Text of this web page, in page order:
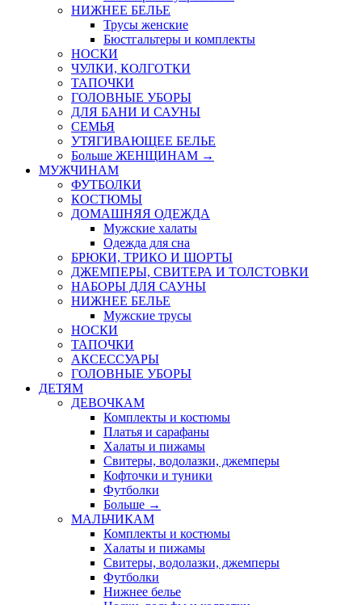
НИЖНЕЕ БЕЛЬЕ
Трусы женские
Бюстгальтеры и комплекты
НОСКИ
ЧУЛКИ, КОЛГОТКИ
ТАПОЧКИ
ГОЛОВНЫЕ УБОРЫ
ДЛЯ БАНИ И САУНЫ
СЕМЬЯ
УТЯГИВАЮЩЕЕ БЕЛЬЕ
Больше ЖЕНЩИНАМ →
МУЖЧИНАМ
ФУТБОЛКИ
КОСТЮМЫ
ДОМАШНЯЯ ОДЕЖДА
Мужские халаты
Одежда для сна
БРЮКИ, ТРИКО И ШОРТЫ
ДЖЕМПЕРЫ, СВИТЕРА И ТОЛСТОВКИ
НАБОРЫ ДЛЯ САУНЫ
НИЖНЕЕ БЕЛЬЕ
Мужские трусы
НОСКИ
ТАПОЧКИ
АКСЕССУАРЫ
ГОЛОВНЫЕ УБОРЫ
ДЕТЯМ
ДЕВОЧКАМ
Комплекты и костюмы
Платья и сарафаны
Халаты и пижамы
Свитеры, водолазки, джемперы
Кофточки и туники
Футболки
Больше →
МАЛЬЧИКАМ
Комплекты и костюмы
Халаты и пижамы
Свитеры, водолазки, джемперы
Футболки
Нижнее белье